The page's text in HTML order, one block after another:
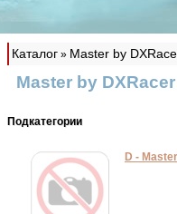
Каталог » Master by
Master by DXRacer
Подкатегории
D - Master